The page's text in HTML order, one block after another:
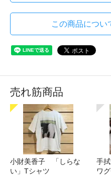
この商品につい
売れ筋商品
小財美香子 「しらな
い」Tシャツ
手
ワ